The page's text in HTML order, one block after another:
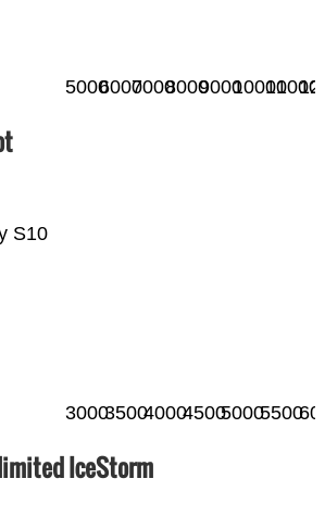
500060007000800090001000011000
S10
300035004000450050005500
IceStorm